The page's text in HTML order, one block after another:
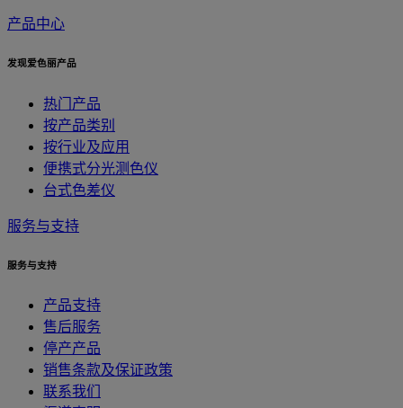
产品中心
发现爱色丽产品
热门产品
按产品类别
按行业及应用
便携式分光测色仪
台式色差仪
服务与支持
服务与支持
产品支持
售后服务
停产产品
销售条款及保证政策
联系我们